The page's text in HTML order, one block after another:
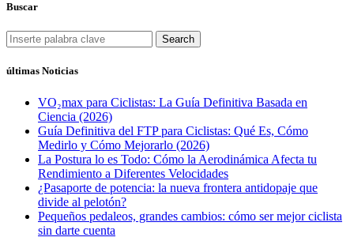
Buscar
Search
últimas Noticias
VO₂max para Ciclistas: La Guía Definitiva Basada en
Ciencia (2026)
Guía Definitiva del FTP para Ciclistas: Qué Es, Cómo
Medirlo y Cómo Mejorarlo (2026)
La Postura lo es Todo: Cómo la Aerodinámica Afecta tu
Rendimiento a Diferentes Velocidades
¿Pasaporte de potencia: la nueva frontera antidopaje que
divide al pelotón?
Pequeños pedaleos, grandes cambios: cómo ser mejor ciclista
sin darte cuenta